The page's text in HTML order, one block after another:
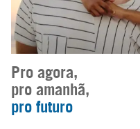
Pro agora,
pro amanhã,
pro futuro